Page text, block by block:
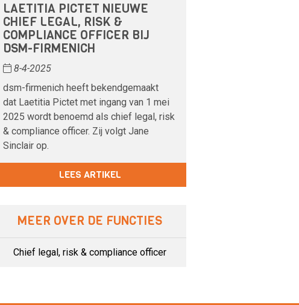
LAETITIA PICTET NIEUWE
CHIEF LEGAL, RISK &
COMPLIANCE OFFICER BIJ
DSM-FIRMENICH
8-4-2025
dsm-firmenich heeft bekendgemaakt
dat Laetitia Pictet met ingang van 1 mei
2025 wordt benoemd als chief legal, risk
& compliance officer. Zij volgt Jane
Sinclair op.
LEES ARTIKEL
MEER OVER DE FUNCTIES
Chief legal, risk & compliance officer